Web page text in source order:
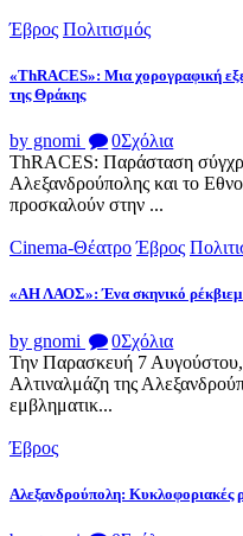
Έβρος Πολιτισμός
«ThRACES»: Μια χορογραφική
της Θράκης
by gnomi 0Σχόλια
ThRACES: Παράσταση
Αλεξανδρούπολης και το
προσκαλούν στην ...
Cinema-Θέατρο Έβρος
«ΑΗ ΛΑΟΣ»: Ένα σκηνικό ρέκβιεμ
by gnomi 0Σχόλια
Την Παρασκευή 7
Αλτιναλμάζη της
εμβληματικ...
Έβρος
Αλεξανδρούπολη: Κυκλοφοριακές